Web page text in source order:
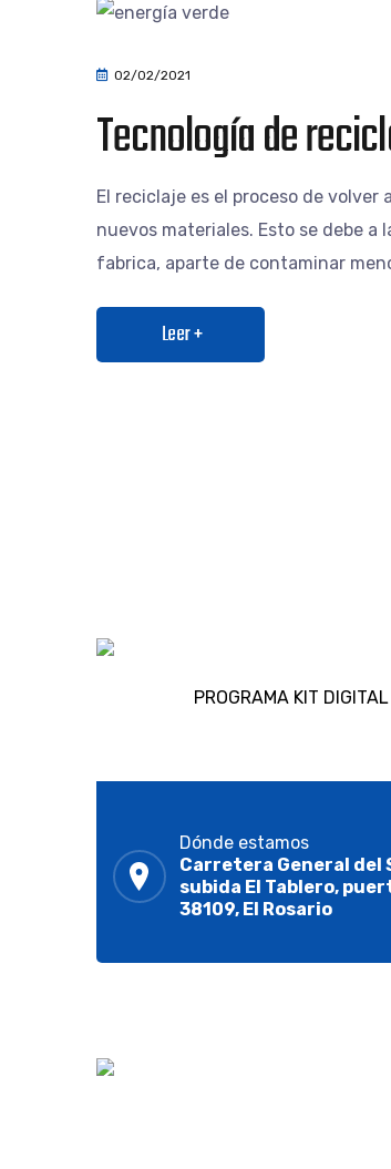
02/02/2021
Tecnología de
El reciclaje es el proceso de volver
nuevos materiales. Esto se debe a
fabrica, aparte de contaminar
Leer +
PROGRAMA KIT
Dónde estamos
Carretera General del
subida El Tablero,
38109, El Rosario